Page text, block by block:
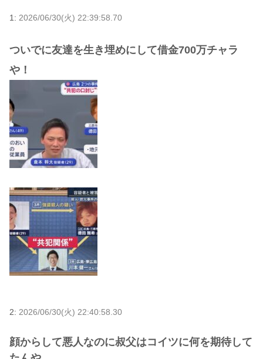
1: 2026/06/30(火) 22:39:58.70
ついでに友達を生き埋めにして借金700万チャラ
や！
2: 2026/06/30(火) 22:40:58.30
顔からして悪人なのに叔父はコイツに何を期待して